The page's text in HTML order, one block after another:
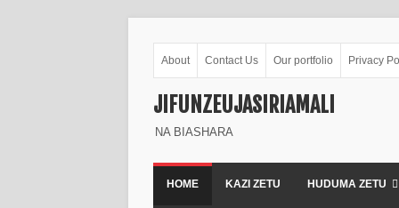
About Contact Us Our portfolio Privacy
JIFUNZEUJASIRIAMALI
NA BIASHARA
HOME KAZI ZETU HUDUMA ZETU